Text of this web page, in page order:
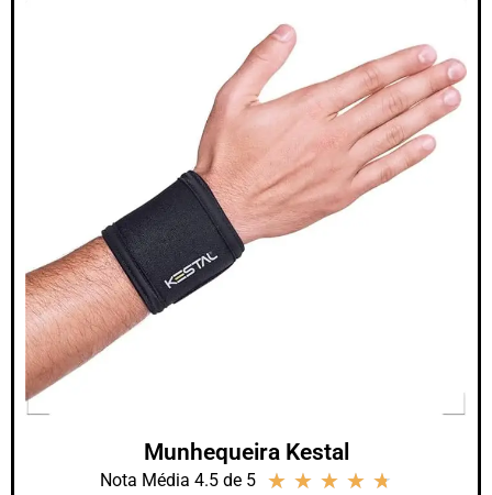
Munhequeira Kestal
Nota Média 4.5 de 5 ★ ★ ★ ★ ★